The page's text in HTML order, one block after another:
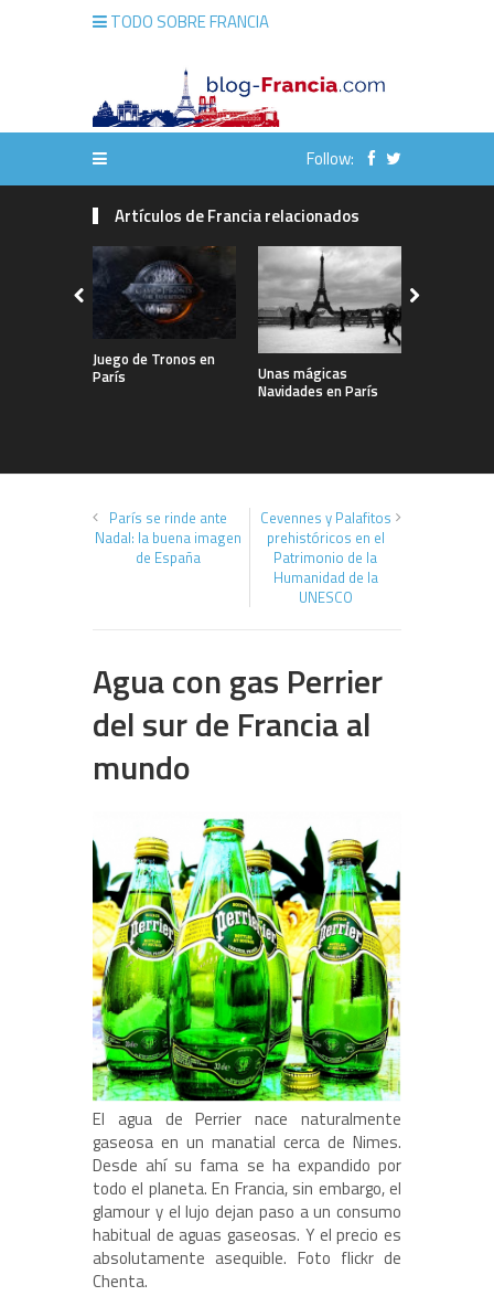
TODO SOBRE FRANCIA
Follow:
Artículos de Francia relacionados
Juego de Tronos en
París
Unas mágicas
Navidades en París
París se rinde ante
Nadal: la buena imagen
de España
Cevennes y Palafitos
prehistóricos en el
Patrimonio de la
Humanidad de la
UNESCO
Agua con gas Perrier
del sur de Francia al
mundo
El agua de Perrier nace naturalmente
gaseosa en un manatial cerca de Nimes.
Desde ahí su fama se ha expandido por
todo el planeta. En Francia, sin embargo, el
glamour y el lujo dejan paso a un consumo
habitual de aguas gaseosas. Y el precio es
absolutamente asequible. Foto flickr de
Chenta.